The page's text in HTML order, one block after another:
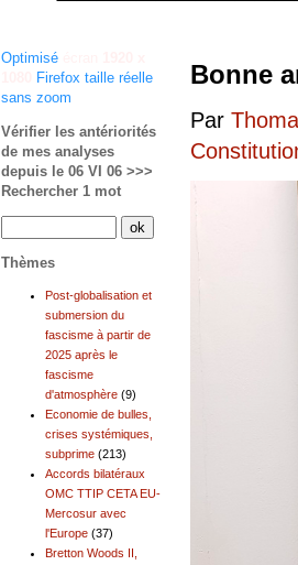
Bonne
Par
Optimisé
Firefox taille réelle
sans zoom
Vérifier les antériorités
de mes analyses
depuis le 06 VI 06 >>>
Rechercher 1 mot
Thèmes
Post-globalisation et
submersion du
fascisme à partir de
2025 après le
fascisme
d'atmosphère (9)
Economie de bulles,
crises systémiques,
subprime (213)
Accords bilatéraux
OMC TTIP CETA EU-
Mercosur avec
l'Europe (37)
Bretton Woods II,